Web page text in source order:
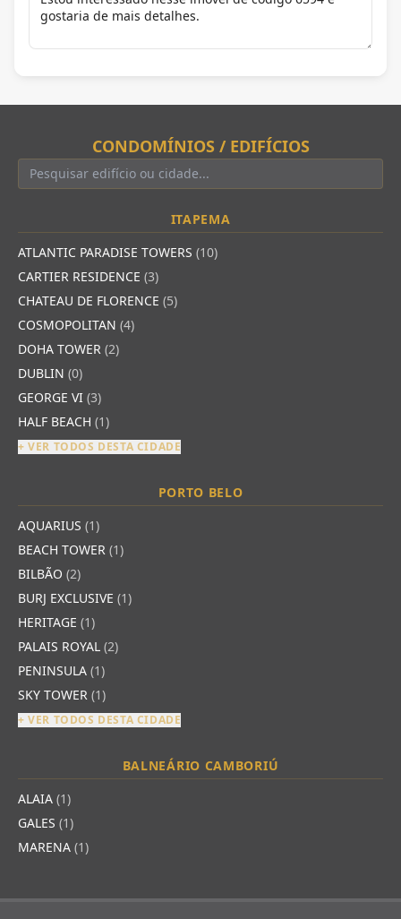
CONDOMÍNIOS / EDIFÍCIOS
ITAPEMA
ATLANTIC PARADISE TOWERS (10)
CARTIER RESIDENCE (3)
CHATEAU DE FLORENCE (5)
COSMOPOLITAN (4)
DOHA TOWER (2)
DUBLIN (0)
GEORGE VI (3)
HALF BEACH (1)
+ VER TODOS DESTA CIDADE
PORTO BELO
AQUARIUS (1)
BEACH TOWER (1)
BILBÃO (2)
BURJ EXCLUSIVE (1)
HERITAGE (1)
PALAIS ROYAL (2)
PENINSULA (1)
SKY TOWER (1)
+ VER TODOS DESTA CIDADE
BALNEÁRIO CAMBORIÚ
ALAIA (1)
GALES (1)
MARENA (1)